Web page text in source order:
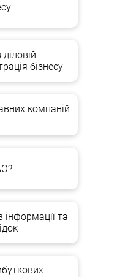
діловій
бізнесу
компаній
інформації та